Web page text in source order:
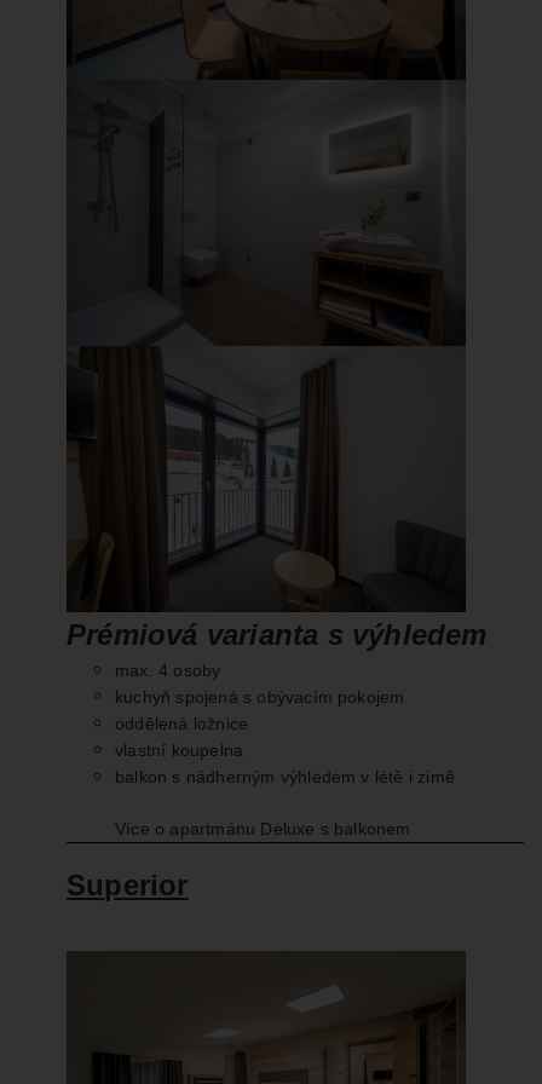
Prémiová varianta s výhledem
max. 4 osoby
kuchyň spojená s obývacím pokojem
oddělená ložnice
vlastní koupelna
balkon s nádherným výhledem v létě i zimě
Více o apartmánu Deluxe s balkonem
Superior